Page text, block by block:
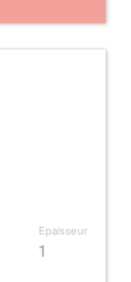
Epaisseur
1